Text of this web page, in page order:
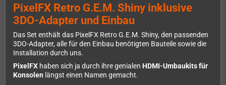
PixelFX Retro G.E.M. Shiny inklusive
3DO-Adapter und Einbau
Das Set enthält das PixelFX Retro G.E.M. Shiny, den passenden
3DO-Adapter, alle für den Einbau benötigten Bauteile sowie die
Installation durch uns.
PixelFX haben sich ja durch ihre genialen HDMI-Umbaukits für
Konsolen längst einen Namen gemacht.